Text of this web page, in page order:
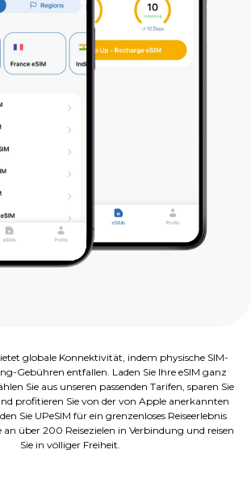
globale Konnektivität, indem physische SIM-
Gebühren entfallen. Laden Sie Ihre eSIM ganz
Sie aus unseren passenden Tarifen, sparen Sie
profitieren Sie von der von Apple anerkannten
Sie UPeSIM für ein grenzenloses Reiseerlebnis
an über 200 Reisezielen in Verbindung und reisen
Sie in völliger Freiheit.